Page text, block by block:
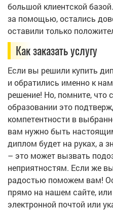
большой клиентской
за помощью, остались
оставили только
Как заказать услугу
Если вы решили купить
и обратились именно к
решение! Но, помните, что
образовании это
компетентности в
вам нужно быть
диплом будет на руках, а
– это может вызвать
неприятностям. Если же
радостью поможем вам!
прямо на нашем сайте,
электронной почтой или